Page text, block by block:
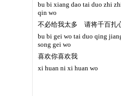
bu bi xiang dao tai duo zhi
qin wo
不必给我太多 请将千百扎
bu bi gei wo tai duo qing
song gei wo
喜欢你喜欢我
xi huan ni xi huan wo